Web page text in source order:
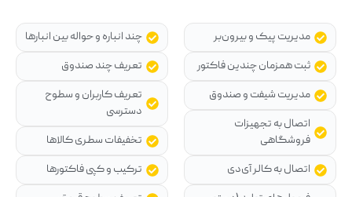
مدیریت پیک و بیرون‌بر
ثبت همزمان چندین فاکتور
مدیریت شیفت و صندوق
اتصال به تجهیزات
فروشگاهی
اتصال به کالر آی‌دی
چند انباره و حواله بین انبارها
تعریف چند صندوق
تعریف کاربران و سطوح
دسترسی
تخفیفات سطری کالاها
ترکیب و کپی فاکتورها